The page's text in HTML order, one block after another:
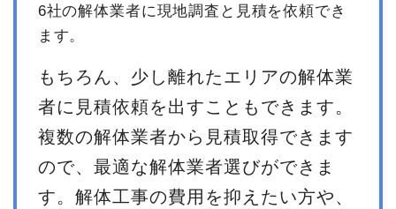
6社の解体業者に現地調査と見積を依頼でき
ます。
もちろん、少し離れたエリアの解体業
者に見積依頼を出すこともできます。
複数の解体業者から見積取得できます
ので、最適な解体業者選びができま
す。解体工事の費用を抑えたい方や、